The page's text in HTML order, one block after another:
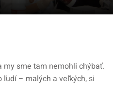
my sme tam nemohli chýbať.
ľudí – malých a veľkých, si